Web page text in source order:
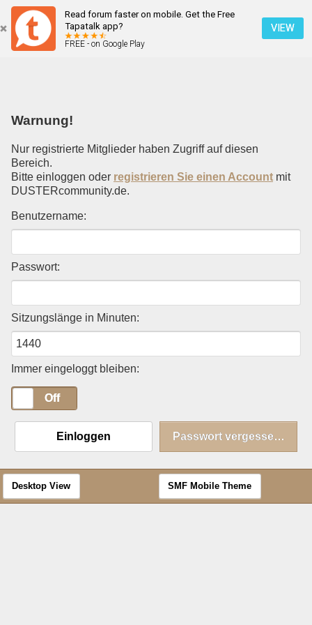
Read forum faster on mobile. Get the Free
Tapatalk app?
FREE - on Google Play
VIEW
Einloggen
Warnung!
Nur registrierte Mitglieder haben Zugriff auf diesen
Bereich.
Bitte einloggen oder registrieren Sie einen Account mit
DUSTERcommunity.de.
Benutzername:
Passwort:
Sitzungslänge in Minuten:
Immer eingeloggt bleiben:
Off
Einloggen Passwort vergessen?
Desktop View SMF Mobile Theme